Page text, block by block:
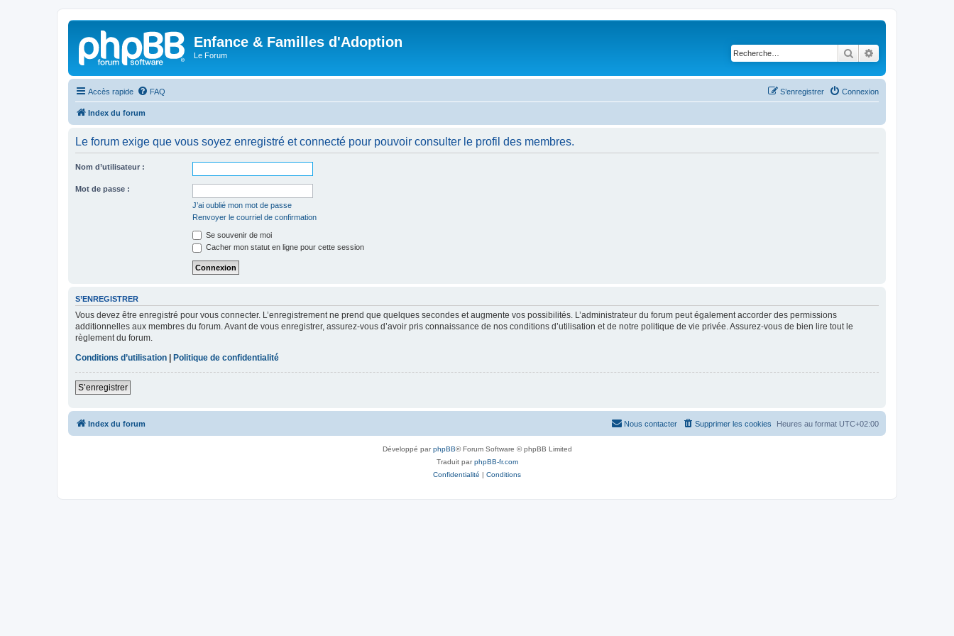
Enfance & Familles d'Adoption
Le Forum Rechercher
Accès rapide FAQ Connexion
S’enregistrer
Index du forum
Le forum exige que vous soyez enregistré et connecté pour pouvoir consulter le profil des membres.
Nom d’utilisateur :
Mot de passe :
J’ai oublié mon mot de passe
Renvoyer le courriel de confirmation
Se souvenir de moi
Cacher mon statut en ligne pour cette session
S’ENREGISTRER
Vous devez être enregistré pour vous connecter. L’enregistrement ne prend que quelques secondes et augmente vos possibilités. L’administrateur du forum peut également accorder des permissions
additionnelles aux membres du forum. Avant de vous enregistrer, assurez-vous d’avoir pris connaissance de nos conditions d’utilisation et de notre politique de vie privée. Assurez-vous de bien lire tout le
règlement du forum.
Conditions d’utilisation
Politique de confidentialité
S’enregistrer
Index du forum Heures au format UTC+02:00
Supprimer les cookies
Nous contacter
Développé parphpBB® Forum Software © phpBB Limited
Traduit parphpBB-fr.com
Confidentialité | Conditions